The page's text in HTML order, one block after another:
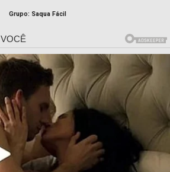
Grupo: Saqua Fácil